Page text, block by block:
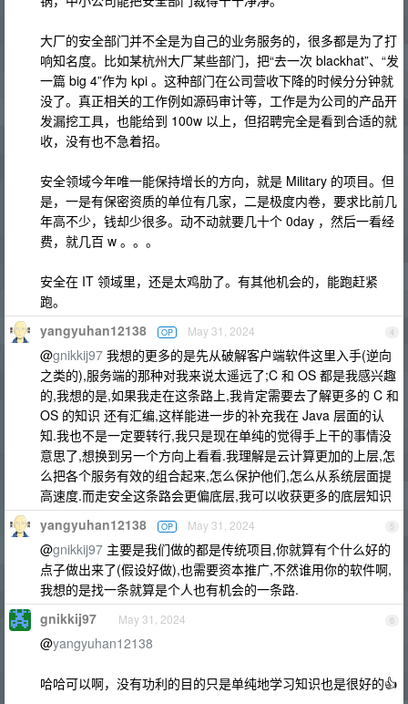
大厂的安全部门并不全是为自己的业务服务的，很多都是为了打
响知名度。比如某杭州大厂某些部门，把“去一次 blackhat”、“发
一篇 big 4”作为 kpi 。这种部门在公司营收下降的时候分分钟就
没了。真正相关的工作例如源码审计等，工作是为公司的产品开
发漏挖工具，也能给到 100w 以上，但招聘完全是看到合适的就
收，没有也不急着招。
安全领域今年唯一能保持增长的方向，就是 Military 的项目。但
是，一是有保密资质的单位有几家，二是极度内卷，要求比前几
年高不少，钱却少很多。动不动就要几十个 0day ，然后一看经
费，就几百 w 。。。
安全在 IT 领域里，还是太鸡肋了。有其他机会的，能跑赶紧
跑。
4
yangyuhan12138 OP May 31, 2024
@gnikkij97 我想的更多的是先从破解客户端软件这里入手(逆向
之类的),服务端的那种对我来说太遥远了;C 和 OS 都是我感兴趣
的,我想的是,如果我走在这条路上,我肯定需要去了解更多的 C 和
OS 的知识 还有汇编,这样能进一步的补充我在 Java 层面的认
知.我也不是一定要转行,我只是现在单纯的觉得手上干的事情没
意思了,想换到另一个方向上看看.我理解是云计算更加的上层,怎
么把各个服务有效的组合起来,怎么保护他们,怎么从系统层面提
高速度.而走安全这条路会更偏底层,我可以收获更多的底层知识
5
yangyuhan12138 OP May 31, 2024
@gnikkij97 主要是我们做的都是传统项目,你就算有个什么好的
点子做出来了(假设好做),也需要资本推广,不然谁用你的软件啊,
我想的是找一条就算是个人也有机会的一条路.
6
gnikkij97 May 31, 2024
@yangyuhan12138
哈哈可以啊，没有功利的目的只是单纯地学习知识也是很好的👍